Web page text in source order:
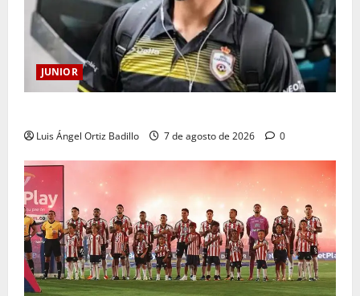
JUNIOR
Luis Ángel Ortiz Badillo 7 de agosto de 2026 0